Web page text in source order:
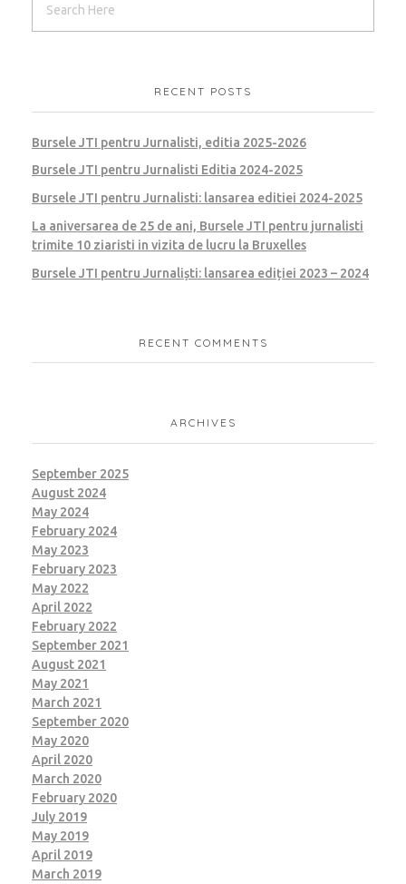
RECENT POSTS
Bursele JTI pentru Jurnalisti, editia 2025-2026
Bursele JTI pentru Jurnalisti Editia 2024-2025
Bursele JTI pentru Jurnalisti: lansarea editiei 2024-2025
La aniversarea de 25 de ani, Bursele JTI pentru jurnalisti
trimite 10 ziaristi in vizita de lucru la Bruxelles
Bursele JTI pentru Jurnaliști: lansarea ediției 2023 – 2024
RECENT COMMENTS
ARCHIVES
September 2025
August 2024
May 2024
February 2024
May 2023
February 2023
May 2022
April 2022
February 2022
September 2021
August 2021
May 2021
March 2021
September 2020
May 2020
April 2020
March 2020
February 2020
July 2019
May 2019
April 2019
March 2019